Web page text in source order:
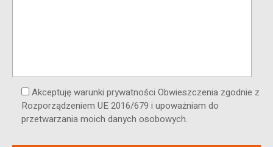
Akceptuję warunki prywatności Obwieszczenia zgodnie z
Rozporządzeniem UE 2016/679 i upoważniam do
przetwarzania moich danych osobowych.